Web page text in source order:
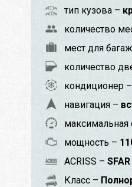
тип кузова –
количество
мест для
количество
кондиционер –
навигация –
максимальная
мощность –
ACRISS – SFAR
Класс –